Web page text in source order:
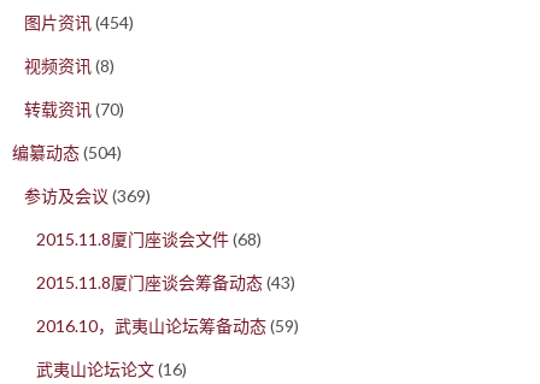
图片资讯(454)
视频资讯(8)
转载资讯(70)
编纂动态(504)
参访及会议 (369)
2015.11.8厦门座谈会文件(68)
2015.11.8厦门座谈会筹备动态(43)
2016.10，武夷山论坛筹备动态(59)
武夷山论坛论文(16)